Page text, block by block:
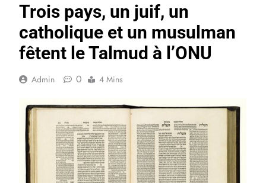
Trois pays, un juif, un
catholique et un musulman
fêtent le Talmud à l’ONU
Admin 0 4 Mins